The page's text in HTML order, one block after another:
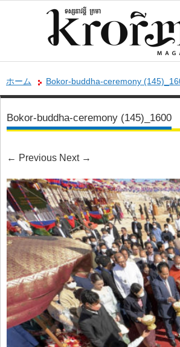
ホーム Bokor-buddha-ceremony
Bokor-buddha-ceremony (145)_1600
← Previous Next →